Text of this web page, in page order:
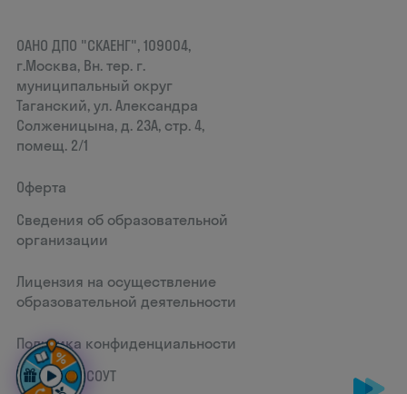
ОАНО ДПО "СКАЕНГ", 109004,
г.Москва, Вн. тер. г.
муниципальный округ
Таганский, ул. Александра
Солженицына, д. 23А, стр. 4,
помещ. 2/1
Оферта
Сведения об образовательной
организации
Лицензия на осуществление
образовательной деятельности
Политика конфиденциальности
Документ СОУТ